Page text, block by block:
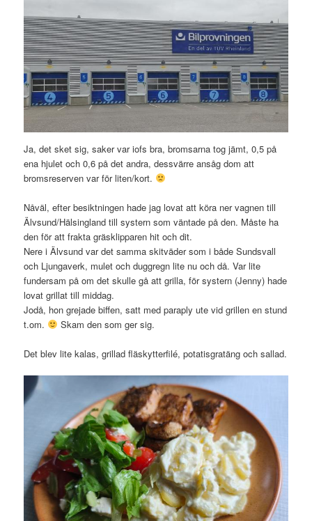
Ja, det sket sig, saker var iofs bra, bromsarna tog jämt, 0,5 på
ena hjulet och 0,6 på det andra, dessvärre ansåg dom att
bromsreserven var för liten/kort.
Nåväl, efter besiktningen hade jag lovat att köra ner vagnen till
Älvsund/Hälsingland till systern som väntade på den. Måste ha
den för att frakta gräsklipparen hit och dit.
Nere i Älvsund var det samma skitväder som i både Sundsvall
och Ljungaverk, mulet och duggregn lite nu och då. Var lite
fundersam på om det skulle gå att grilla, för systern (Jenny) hade
lovat grillat till middag.
Jodå, hon grejade biffen, satt med paraply ute vid grillen en stund
t.om.
Skam den som ger sig.
Det blev lite kalas, grillad fläskytterfilé, potatisgratäng och sallad.